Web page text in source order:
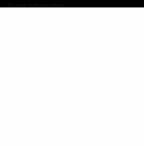
Guest Information